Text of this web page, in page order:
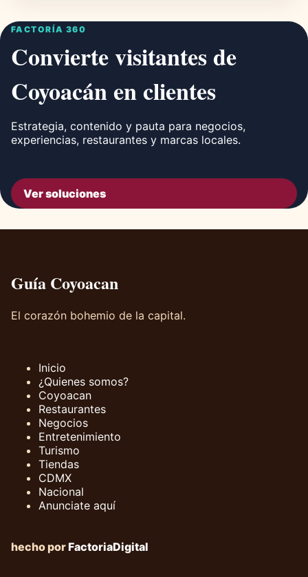
FACTORÍA 360
Convierte visitantes de
Coyoacán en clientes
Estrategia, contenido y pauta para negocios,
experiencias, restaurantes y marcas locales.
Ver soluciones
Guía Coyoacan
El corazón bohemio de la capital.
Inicio
¿Quienes somos?
Coyoacan
Restaurantes
Negocios
Entretenimiento
Turismo
Tiendas
CDMX
Nacional
Anunciate aquí
hecho porFactoriaDigital